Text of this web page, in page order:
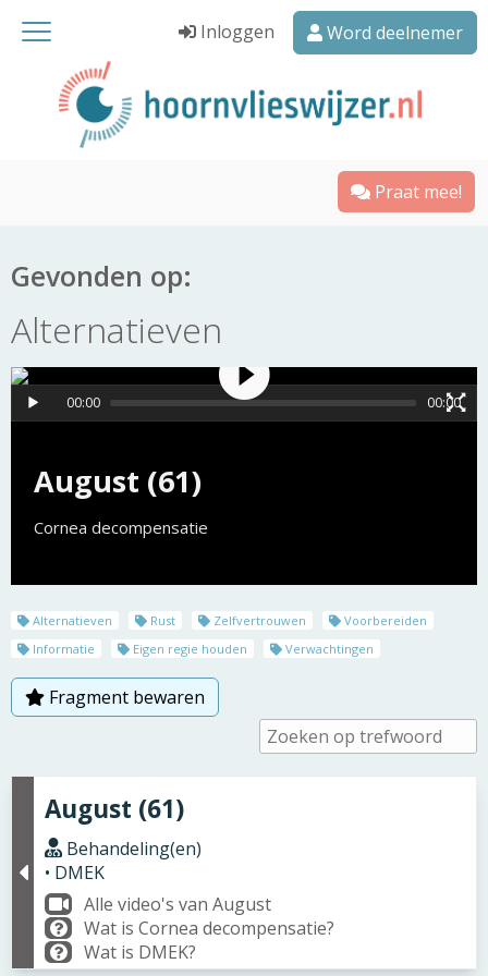
Inloggen Word deelnemer
Praat mee!
Gevonden op:
Alternatieven
August (61)
Cornea decompensatie
00:00 00:00
Alternatieven Rust Zelfvertrouwen
Voorbereiden
Informatie
Eigen regie houden Verwachtingen
Fragment bewaren
August (61)
Behandeling(en)
• DMEK
Alle video's van August
Wat is Cornea decompensatie?
Wat is DMEK?